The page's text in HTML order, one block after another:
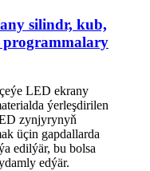
silindr, kub,
programmalary
LED ekrany
ýerleşdirilen
zynjyrynyň
üçin gapdallarda
edilýär, bu bolsa
edýär.